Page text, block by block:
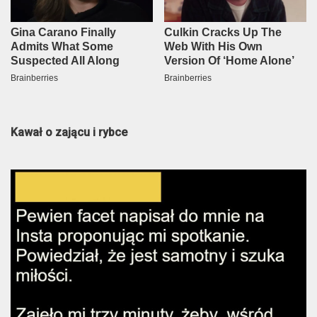
Kawał o zającu i rybce